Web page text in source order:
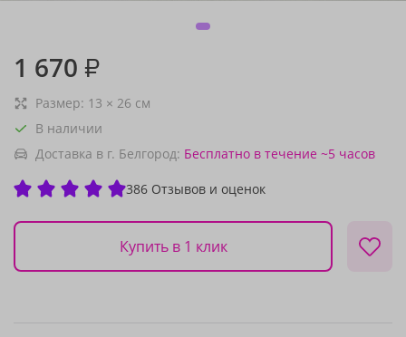
1 670 ₽
Размер: 13 × 26 см
В наличии
Доставка в г. Белгород: Бесплатно в течение ~5 часов
386 Отзывов и оценок
Купить в 1 клик